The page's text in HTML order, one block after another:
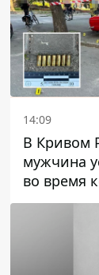
14:09
В Кривом
мужчина
во время
раненый